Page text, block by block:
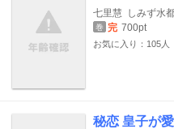
七里慧 しみず水
巻 完 700pt
お気に入り：105人
秘恋 皇子が